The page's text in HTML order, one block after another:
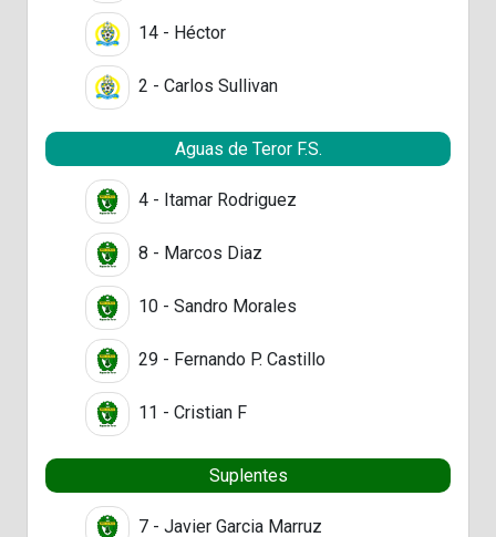
14 - Héctor
2 - Carlos Sullivan
Aguas de Teror F.S.
4 - Itamar Rodriguez
8 - Marcos Diaz
10 - Sandro Morales
29 - Fernando P. Castillo
11 - Cristian F
Suplentes
7 - Javier Garcia Marruz